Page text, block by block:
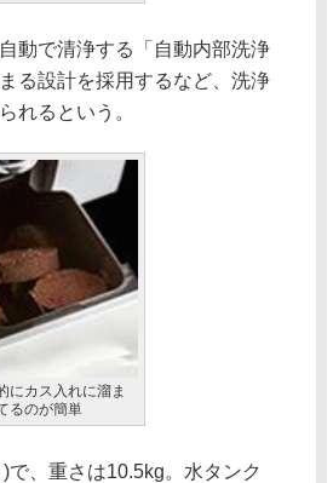
動で清浄する「自動内部洗浄
る設計を採用するなど、洗浄
れるという。
にカス入れに溜ま
るのが簡単
、重さは10.5kg。水タンク